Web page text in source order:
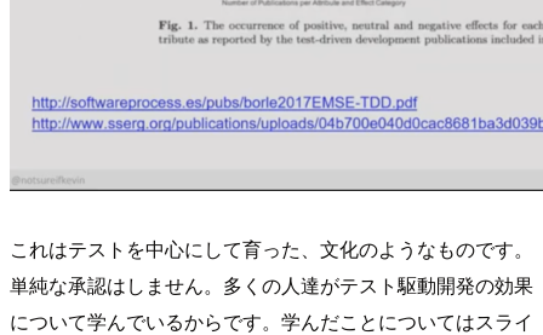
これはテストを中心にして育った、文化のようなものです。
単純な承認はしません。多くの人達がテスト駆動開発の効果
について学んでいるからです。学んだことについてはスライ